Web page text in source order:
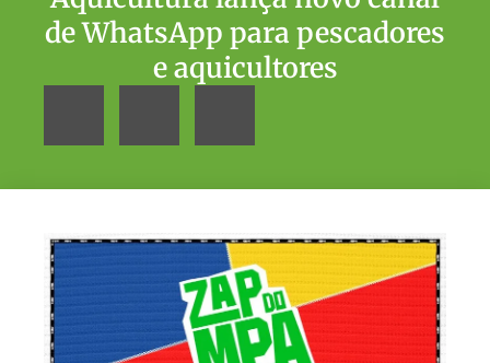
de WhatsApp para pescadores
e aquicultores